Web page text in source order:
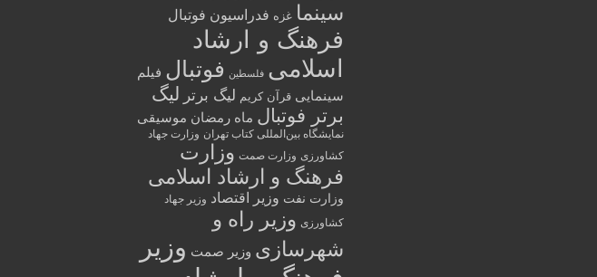
سینما غزه فدراسیون فوتبال
فرهنگ و ارشاد
اسلامی فلسطین فوتبال فیلم
سینمایی قرآن کریم لیگ برتر لیگ
برتر فوتبال ماه رمضان موسیقی
نمایشگاه بین‌المللی کتاب تهران وزارت جهاد
کشاورزی وزارت صمت وزارت
فرهنگ و ارشاد اسلامی
وزارت نفت وزیر اقتصاد وزیر جهاد
کشاورزی وزیر راه و
شهرسازی وزیر صمت وزیر